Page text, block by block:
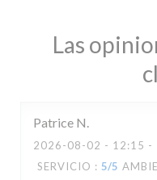
Las
Patrice N
2026-08-02 - 12:15 -
SERVICIO : 5/5